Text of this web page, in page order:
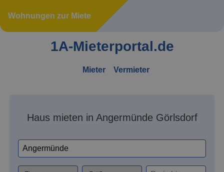
Wohnungen zur Miete
1A-Mieterportal.de
Mieter Vermieter
Haus mieten in Angermünde Görlsdorf